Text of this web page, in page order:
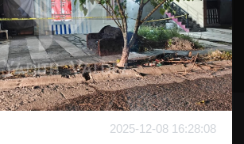
2025-12-08 16:28:08